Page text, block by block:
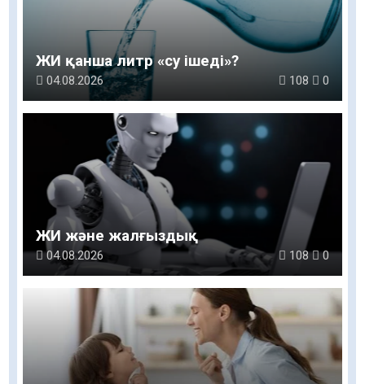
ЖИ қанша литр «су ішеді»?
04.08.2026 108 0
ЖИ және жалғыздық
04.08.2026 108 0